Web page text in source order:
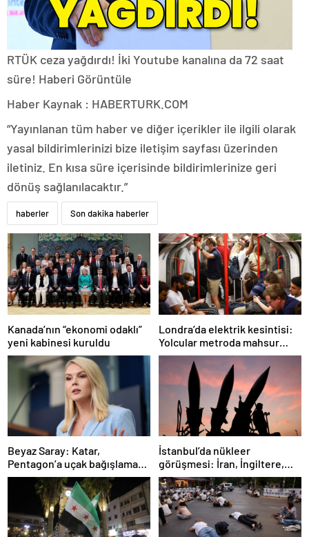
RTÜK ceza yağdırdı! İki Youtube kanalına da 72 saat
süre! Haberi Görüntüle
Haber Kaynak : HABERTURK.COM
“Yayınlanan tüm haber ve diğer içerikler ile ilgili olarak
yasal bildirimlerinizi bize iletişim sayfası üzerinden
iletiniz. En kısa süre içerisinde bildirimlerinize geri
dönüş sağlanılacaktır.”
haberler Son dakika haberler
Kanada’nın “ekonomi odaklı”
yeni kabinesi kuruldu
Londra’da elektrik kesintisi:
Yolcular metroda mahsur
kaldı
Beyaz Saray: Katar,
Pentagon’a uçak bağışlamayı
teklif etti
İstanbul’da nükleer
görüşmesi: İran, İngiltere,
Fransa ve Almanya buluşacak